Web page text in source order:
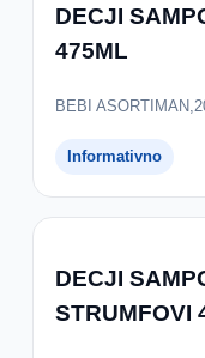
DECJI
475ML
BEBI
Informativno
DECJI
STRUMFOVI